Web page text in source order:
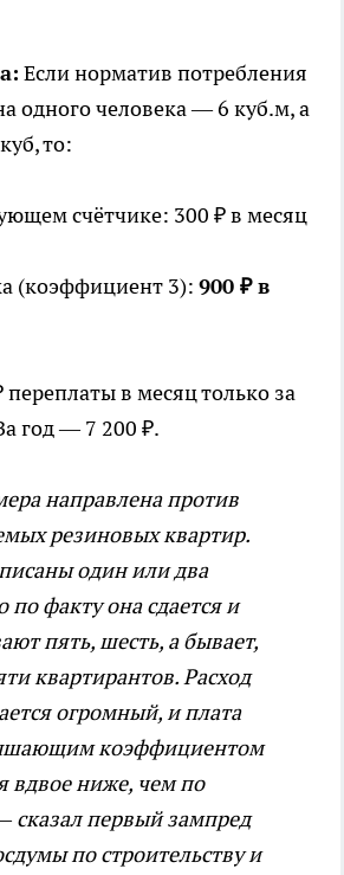
Если норматив потребления
одного человека — 6 куб.м, а
то:
счётчике: 300 ₽ в месяц
(коэффициент 3): 900 ₽ в
в месяц только за
год — 7 200 ₽.
направлена против
резиновых квартир.
один или два
по факту она сдается и
пять, шесть, а бывает,
квартирантов. Расход
огромный, и плата
коэффициентом
вдвое ниже, чем по
сказал первый зампред
по строительству и